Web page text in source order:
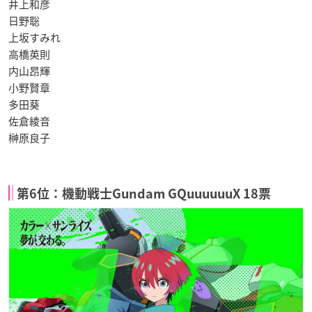
井上和彦
日野聡
上坂すみれ
高橋英則
内山昂輝
小野賢章
多田葵
佐倉綾音
榊原良子
第6位：機動戦士Gundam GQuuuuuuX 18票